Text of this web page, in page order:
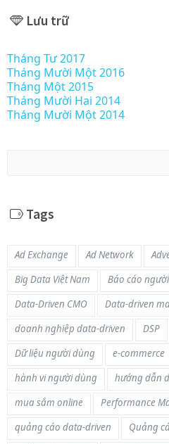
Lưu trữ
Tháng Tư 2017
Tháng Mười Một 2016
Tháng Một 2015
Tháng Mười Hai 2014
Tháng Mười Một 2014
Tags
Ad Exchange Ad Network
Big Data Việt Nam
Báo cáo
Data-Driven CMO
Data-driven
doanh nghiệp data-driven
DSP
Dữ liệu người dùng
e-commerce
hành vi người dùng
hướng dẫn
mua sắm online
Performance
quảng cáo data-driven
Quảng